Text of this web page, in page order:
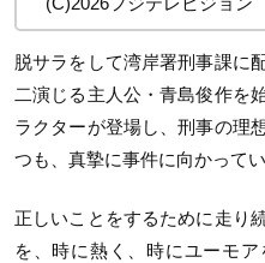
脱サラをして湾岸署刑事課に
二演じる主人公・青島俊作を
ラクターが登場し、刑事の理
つも、真摯に事件に向かってい
正しいことをするために走り
を、時に熱く、時にユーモ